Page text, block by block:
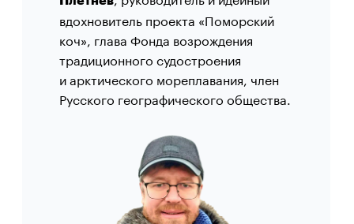
вдохновитель проекта «Поморский
коч», глава Фонда возрождения
традиционного судостроения
и арктического мореплавания, член
Русского географического общества.